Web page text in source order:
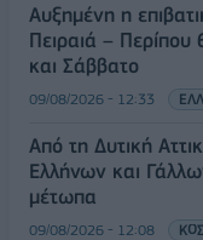
Αυξημένη η
Πειραιά –
και Σάββατο
09/08/2026 - 12:33
Από τη Δυτική
Ελλήνων και
μέτωπα
09/08/2026 - 12:08